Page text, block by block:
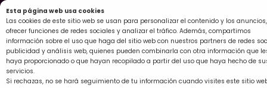
Esta página web usa cookies
Las cookies de este sitio web se usan para personalizar el contenido y los anuncios,
ofrecer funciones de redes sociales y analizar el tráfico. Además, compartimos
información sobre el uso que haga del sitio web con nuestros partners de redes
publicidad y análisis web, quienes pueden combinarla con otra información que
haya proporcionado o que hayan recopilado a partir del uso que haya hecho de
servicios.
Si rechazas, no se hará seguimiento de tu información cuando visites este sitio
Ir
al
contenido